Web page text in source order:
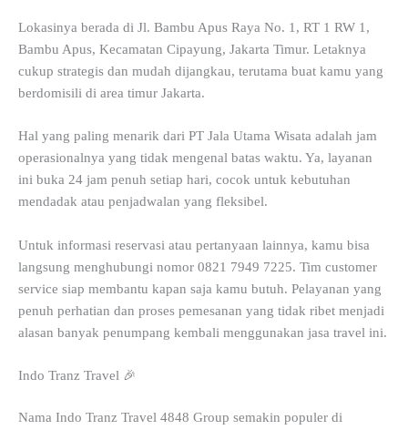
Lokasinya berada di Jl. Bambu Apus Raya No. 1, RT 1 RW 1,
Bambu Apus, Kecamatan Cipayung, Jakarta Timur. Letaknya
cukup strategis dan mudah dijangkau, terutama buat kamu yang
berdomisili di area timur Jakarta.
Hal yang paling menarik dari PT Jala Utama Wisata adalah jam
operasionalnya yang tidak mengenal batas waktu. Ya, layanan
ini buka 24 jam penuh setiap hari, cocok untuk kebutuhan
mendadak atau penjadwalan yang fleksibel.
Untuk informasi reservasi atau pertanyaan lainnya, kamu bisa
langsung menghubungi nomor 0821 7949 7225. Tim customer
service siap membantu kapan saja kamu butuh. Pelayanan yang
penuh perhatian dan proses pemesanan yang tidak ribet menjadi
alasan banyak penumpang kembali menggunakan jasa travel ini.
Indo Tranz Travel 🎉
Nama Indo Tranz Travel 4848 Group semakin populer di